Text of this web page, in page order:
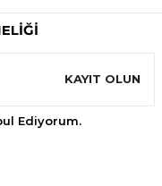
KAYIT OLUN
Ediyorum.